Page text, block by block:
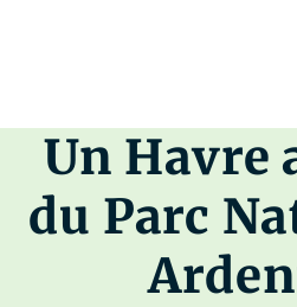
Un Havre
du Parc